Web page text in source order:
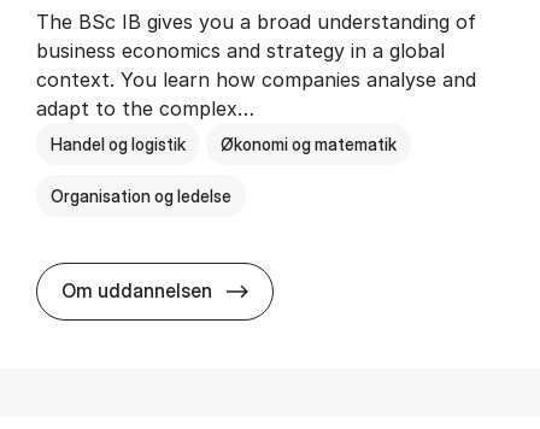
The BSc IB gives you a broad understanding of
business economics and strategy in a global
context. You learn how companies analyse and
adapt to the complex…
Handel og logistik Økonomi og matematik
Organisation og ledelse
Om uddannelsen BSc in In­ter­na­tion­al Busi­ness